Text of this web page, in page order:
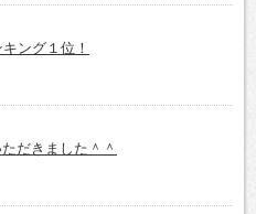
ング１位！
だきました＾＾